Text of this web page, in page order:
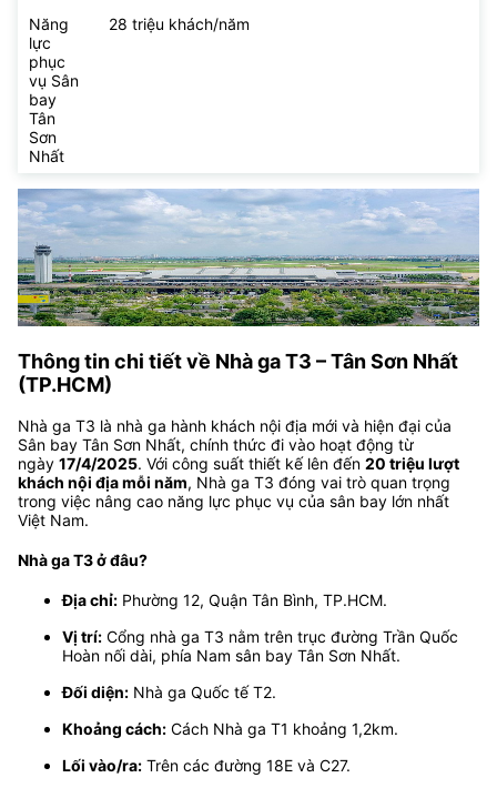
Năng
lực
phục
vụ Sân
bay
Tân
Sơn
Nhất
28 triệu khách/năm
Thông tin chi tiết về Nhà ga T3 – Tân Sơn Nhất
(TP.HCM)
Nhà ga T3 là nhà ga hành khách nội địa mới và hiện đại của
Sân bay Tân Sơn Nhất, chính thức đi vào hoạt động từ
ngày 17/4/2025. Với công suất thiết kế lên đến 20 triệu lượt
khách nội địa mỗi năm, Nhà ga T3 đóng vai trò quan trọng
trong việc nâng cao năng lực phục vụ của sân bay lớn nhất
Việt Nam.
Nhà ga T3 ở đâu?
Địa chỉ: Phường 12, Quận Tân Bình, TP.HCM.
Vị trí: Cổng nhà ga T3 nằm trên trục đường Trần Quốc
Hoàn nối dài, phía Nam sân bay Tân Sơn Nhất.
Đối diện: Nhà ga Quốc tế T2.
Khoảng cách: Cách Nhà ga T1 khoảng 1,2km.
Lối vào/ra: Trên các đường 18E và C27.